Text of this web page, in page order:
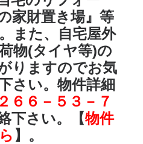
家財置き場』 等
また、自宅屋外
物(タイヤ等)の
りますのでお気
さい。物件詳細
６６－５３－７
下さい。【物件
】。